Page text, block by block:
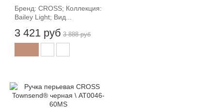
Бренд: CROSS; Коллекция:
Bailey Light; Вид...
3 421 руб 3 888 руб
-12%